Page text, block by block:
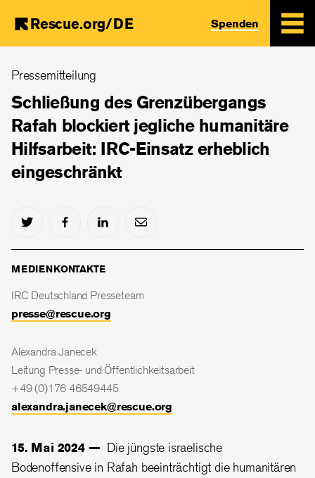
main
content
Rescue.org/DE Spenden
Pressemitteilung
Schließung des Grenzübergangs
Rafah blockiert jegliche humanitäre
Hilfsarbeit: IRC-Einsatz erheblich
eingeschränkt
MEDIENKONTAKTE
IRC Deutschland Presseteam
presse@rescue.org
Alexandra Janecek
Leitung Presse- und Öffentlichkeitsarbeit
+49 (0)176 46549445
alexandra.janecek@rescue.org
15. Mai 2024 — Die jüngste israelische
Bodenoffensive in Rafah beeinträchtigt die humanitären